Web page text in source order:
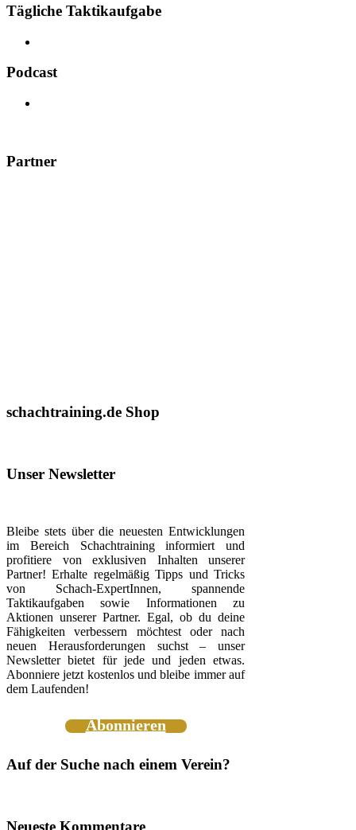
Tägliche Taktikaufgabe
Podcast
Partner
schachtraining.de Shop
Unser Newsletter
Bleibe stets über die neuesten Entwicklungen
im Bereich Schachtraining informiert und
profitiere von exklusiven Inhalten unserer
Partner! Erhalte regelmäßig Tipps und Tricks
von Schach-ExpertInnen, spannende
Taktikaufgaben sowie Informationen zu
Aktionen unserer Partner. Egal, ob du deine
Fähigkeiten verbessern möchtest oder nach
neuen Herausforderungen suchst – unser
Newsletter bietet für jede und jeden etwas.
Abonniere jetzt kostenlos und bleibe immer auf
dem Laufenden!
Abonnieren
Auf der Suche nach einem Verein?
Neueste Kommentare